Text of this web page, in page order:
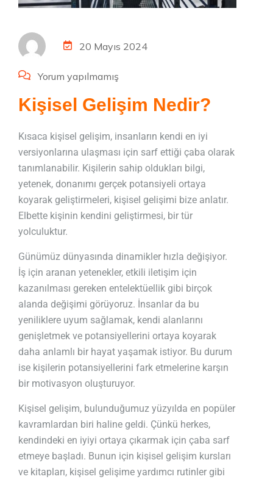
20 Mayıs 2024
Yorum yapılmamış
Kişisel Gelişim Nedir?
Kısaca kişisel gelişim, insanların kendi en iyi
versiyonlarına ulaşması için sarf ettiği çaba olarak
tanımlanabilir. Kişilerin sahip oldukları bilgi,
yetenek, donanımı gerçek potansiyeli ortaya
koyarak geliştirmeleri, kişisel gelişimi bize anlatır.
Elbette kişinin kendini geliştirmesi, bir tür
yolculuktur.
Günümüz dünyasında dinamikler hızla değişiyor.
İş için aranan yetenekler, etkili iletişim için
kazanılması gereken entelektüellik gibi birçok
alanda değişimi görüyoruz. İnsanlar da bu
yeniliklere uyum sağlamak, kendi alanlarını
genişletmek ve potansiyellerini ortaya koyarak
daha anlamlı bir hayat yaşamak istiyor. Bu durum
ise kişilerin potansiyellerini fark etmelerine karşın
bir motivasyon oluşturuyor.
Kişisel gelişim, bulunduğumuz yüzyılda en popüler
kavramlardan biri haline geldi. Çünkü herkes,
kendindeki en iyiyi ortaya çıkarmak için çaba sarf
etmeye başladı. Bunun için kişisel gelişim kursları
ve kitapları, kişisel gelişime yardımcı rutinler gibi